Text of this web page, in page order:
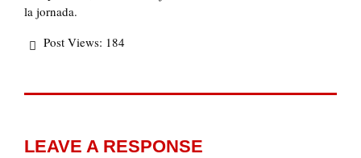
la jornada.
Post Views: 184
LEAVE A RESPONSE